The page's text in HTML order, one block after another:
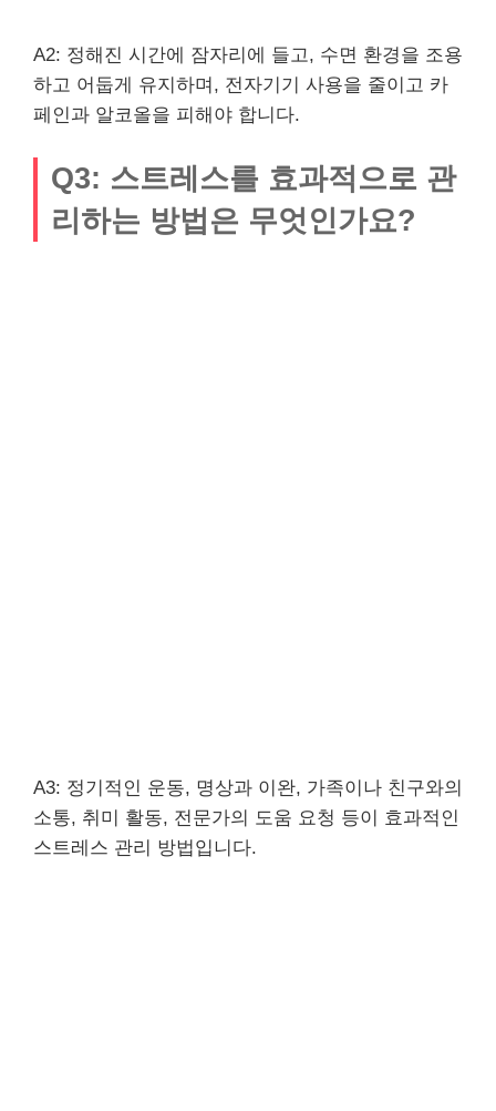
A2: 정해진 시간에 잠자리에 들고, 수면 환경을 조용
하고 어둡게 유지하며, 전자기기 사용을 줄이고 카
페인과 알코올을 피해야 합니다.
Q3: 스트레스를 효과적으로 관
리하는 방법은 무엇인가요?
A3: 정기적인 운동, 명상과 이완, 가족이나 친구와의
소통, 취미 활동, 전문가의 도움 요청 등이 효과적인
스트레스 관리 방법입니다.